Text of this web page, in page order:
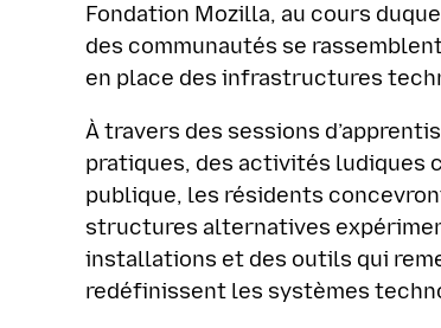
Fondation Mozilla, au cours
des communautés se
en place des infrastructures
À travers des sessions
pratiques, des activités ludiques
publique, les résidents
structures alternatives
installations et des outils qui
redéfinissent les systèmes